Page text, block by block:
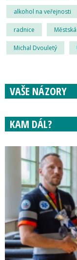
alkohol na veřejnosti
radnice
Michal Dvouletý
VAŠE NÁZORY
KAM DÁL?